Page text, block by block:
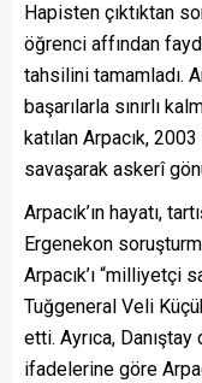
Hapisten çıktıktan
öğrenci affından
tahsilini tamamladı.
başarılarla sınırlı
katılan Arpacık,
savaşarak askerî
Arpacık’ın hayatı,
Ergenekon
Arpacık’ı “milliyetçi
Tuğgeneral Veli
etti. Ayrıca, Danıştay
ifadelerine göre